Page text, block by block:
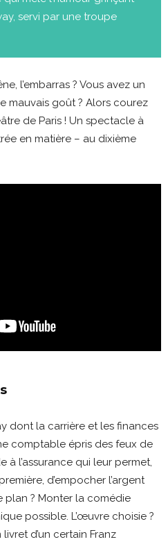
servi par une troupe
l’embarras ? Vous avez un
mauvais goût ? Alors courez
de Paris ! Un spectacle à
en matière – au dixième
dont la carrière et les finances
comptable épris des feux de
à l’assurance qui leur permet,
d’empocher l’argent
plan ? Monter la comédie
possible. L’œuvre choisie ?
livret d’un certain Franz